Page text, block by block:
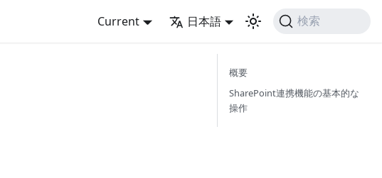
Current 日本語 検索
概要
SharePoint連携機能の基本的な
操作